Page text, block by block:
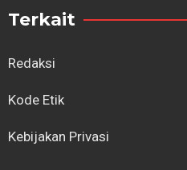
Terkait
Redaksi
Kode Etik
Kebijakan Privasi